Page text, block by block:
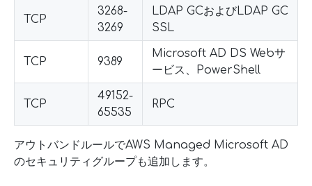
TCP
3268-
3269
LDAP GCおよびLDAP GC
SSL
TCP 9389
Microsoft AD DS Webサ
ービス、PowerShell
TCP
49152-
65535
RPC
アウトバンドルールでAWS Managed Microsoft AD
のセキュリティグループも追加します。